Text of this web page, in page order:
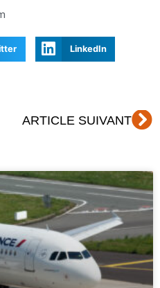
LinkedIn
ARTICLE SUIVANT